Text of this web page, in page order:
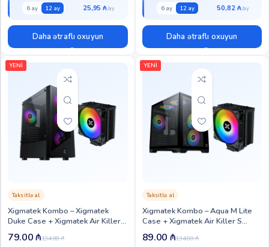
6 ay 12 ay 25,95 ₼
Daha ətraflı oxuyun
6 ay 12 ay 50,82 ₼
Daha ətraflı oxuyun
YENİ
Xigmatek Kombo – Xigmatek
Duke Case + Xigmatek Air Killer S
Cooler (XIG-CC-117)
Taksitlə al
134.00₼
79.00₼
YENİ
Xigmatek Kombo – Aqua M Lite
Case + Xigmatek Air Killer S
Cooler (XIG-CC-108)
Taksitlə al
134.00₼
89.00 ₼